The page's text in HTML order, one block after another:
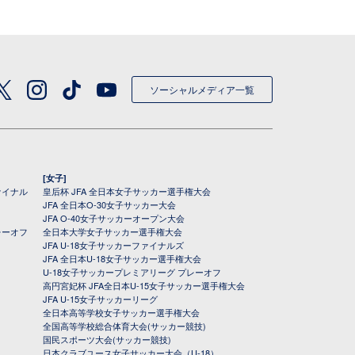
ソーシャルメディア一覧
ナル
オフ
[女子]
皇后杯 JFA 全日本女子サッカー選手権大会
JFA 全日本O-30女子サッカー大会
JFA O-40女子サッカーオープン大会
全日本大学女子サッカー選手権大会
JFA U-18女子サッカーファイナルズ
JFA 全日本U-18女子サッカー選手権大会
U-18女子サッカープレミアリーグ プレーオフ
高円宮妃杯 JFA全日本U-15女子サッカー選手権大会
JFA U-15女子サッカーリーグ
全日本高等学校女子サッカー選手権大会
全国高等学校総合体育大会(サッカー競技)
国民スポーツ大会(サッカー競技)